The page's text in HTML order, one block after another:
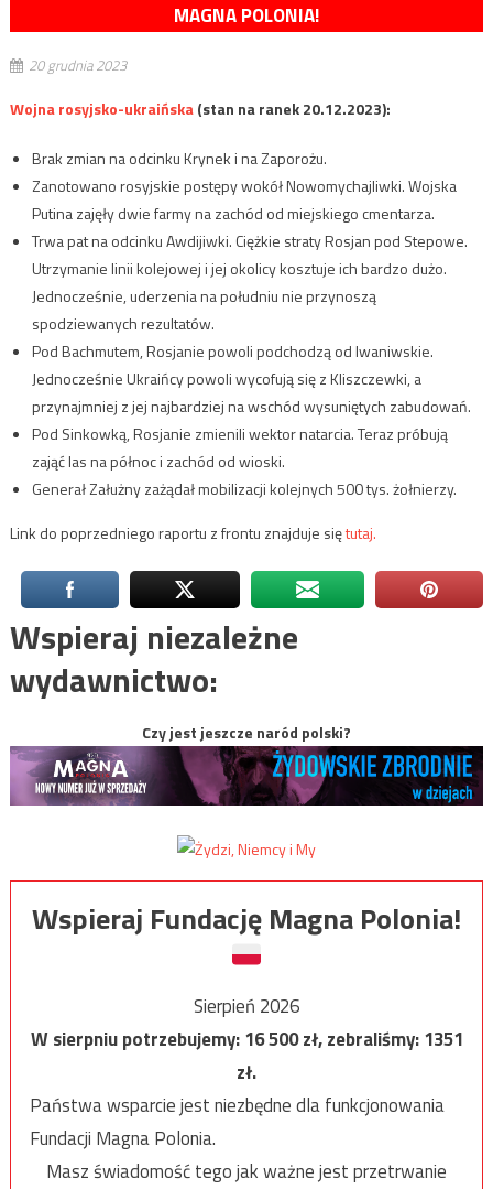
MAGNA POLONIA!
20 grudnia 2023
Wojna rosyjsko-ukraińska(stan na ranek 20.12.2023):
Brak zmian na odcinku Krynek i na Zaporożu.
Zanotowano rosyjskie postępy wokół Nowomychajliwki. Wojska
Putina zajęły dwie farmy na zachód od miejskiego cmentarza.
Trwa pat na odcinku Awdijiwki. Ciężkie straty Rosjan pod Stepowe.
Utrzymanie linii kolejowej i jej okolicy kosztuje ich bardzo dużo.
Jednocześnie, uderzenia na południu nie przynoszą
spodziewanych rezultatów.
Pod Bachmutem, Rosjanie powoli podchodzą od Iwaniwskie.
Jednocześnie Ukraińcy powoli wycofują się z Kliszczewki, a
przynajmniej z jej najbardziej na wschód wysuniętych zabudowań.
Pod Sinkowką, Rosjanie zmienili wektor natarcia. Teraz próbują
zająć las na północ i zachód od wioski.
Generał Załużny zażądał mobilizacji kolejnych 500 tys. żołnierzy.
Link do poprzedniego raportu z frontu znajduje siętutaj.
Wspieraj niezależne
wydawnictwo:
Czy jest jeszcze naród polski?
Wspieraj Fundację Magna Polonia!
Sierpień 2026
W sierpniu potrzebujemy:16 500zł, zebraliśmy:1351
zł.
Państwa wsparcie jest niezbędne dla funkcjonowania
Fundacji Magna Polonia.
Masz świadomość tego jak ważne jest przetrwanie